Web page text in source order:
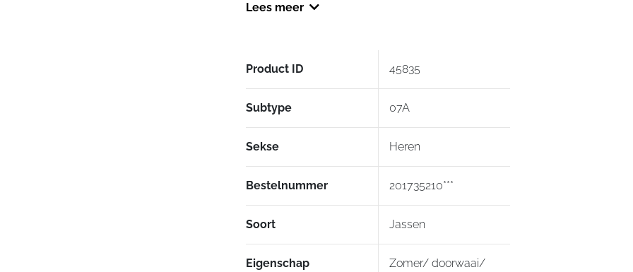
Lees meer
Product ID 45835
Subtype 07A
Sekse Heren
Bestelnummer 201735210***
Soort Jassen
Eigenschap
Zomer/ doorwaai/